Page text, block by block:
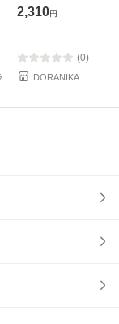
ンレス製 携帯用う
める携帯コップ ふ
た付き
2,310円
(0)
DORANIKA